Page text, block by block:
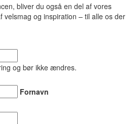
bliver du også en del af vores
velsmag og inspiration – til alle os der
og bør ikke ændres.
Fornavn